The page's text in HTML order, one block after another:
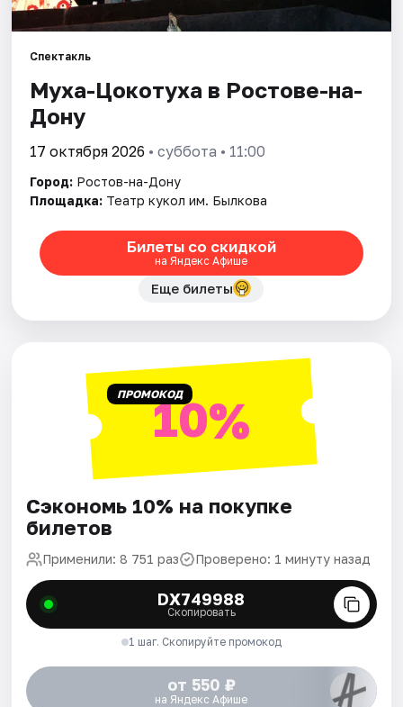
Площадки
Артисты
Спектакль
Муха-Цокотуха в Ростове-на-
Дону
17 октября 2026 • суббота • 11:00
Город: Ростов-на-Дону
Площадка: Театр кукол им. Былкова
Билеты со скидкой
на Яндекс Афише
Еще билеты
ПРОМОКОД10%
Сэкономь 10% на покупке
билетов
Применили: 8 751 раз Проверено: 1 минуту назад
DX749988
Скопировать
1 шаг. Скопируйте промокод
от 550 ₽
на Яндекс Афише